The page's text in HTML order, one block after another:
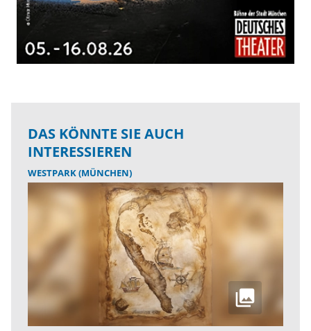
DAS KÖNNTE SIE AUCH
INTERESSIEREN
WESTPARK (MÜNCHEN)